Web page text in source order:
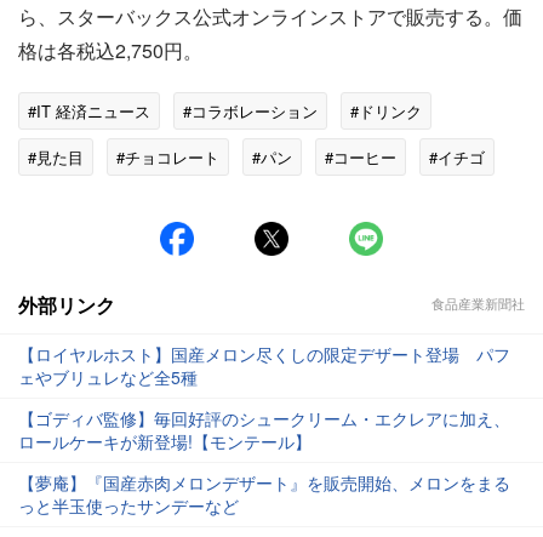
ら、スターバックス公式オンラインストアで販売する。価
格は各税込2,750円。
#IT 経済ニュース #コラボレーション
#ドリンク
#見た目
#チョコレート #パン #コーヒー #イチゴ
外部リンク 食品産業新聞社
【ロイヤルホスト】国産メロン尽くしの限定デザート登場 パフ
ェやブリュレなど全5種
【ゴディバ監修】毎回好評のシュークリーム・エクレアに加え、
ロールケーキが新登場!【モンテール】
【夢庵】『国産赤肉メロンデザート』を販売開始、メロンをまる
っと半玉使ったサンデーなど